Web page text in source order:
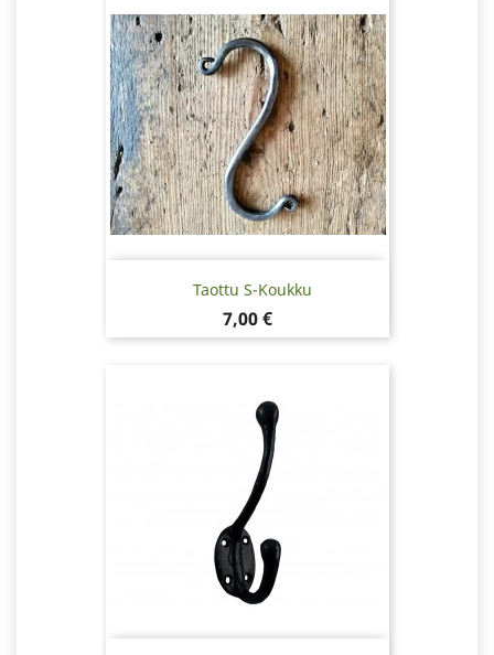
Taottu S-Koukku
Hinta
7,00 €